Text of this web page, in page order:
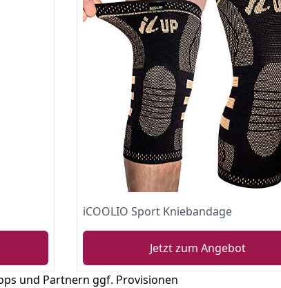
iCOOLIO Sport Kniebandage
Jetzt zum Angebot
und Partnern ggf. Provisionen